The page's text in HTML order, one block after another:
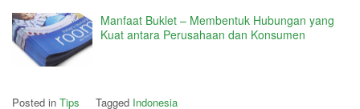
Manfaat Buklet – Membentuk Hubungan yang
Kuat antara Perusahaan dan Konsumen
Posted in Tips Tagged Indonesia